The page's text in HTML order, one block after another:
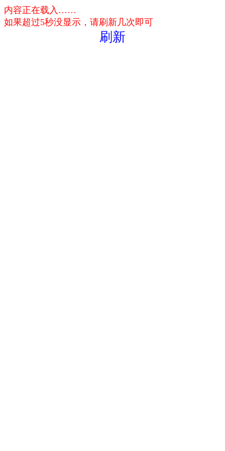
内容正在载入……
如果超过5秒没显示，请刷新几次即可
刷新